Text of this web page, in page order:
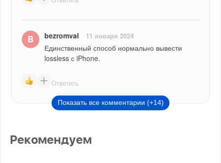
bezromval 11 января 2024
Единственный способ нормально вывести
lossless с iPhone.
Ответить
Показать все комментарии (+14)
Рекомендуем